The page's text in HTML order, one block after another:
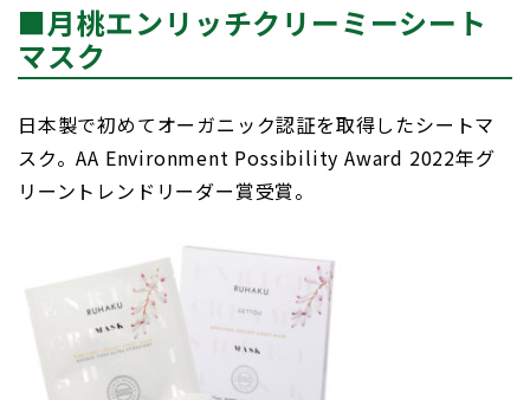
■月桃エンリッチクリーミーシート
マスク
日本製で初めてオーガニック認証を取得したシートマ
スク。AA Environment Possibility Award 2022年グ
リーントレンドリーダー賞受賞。